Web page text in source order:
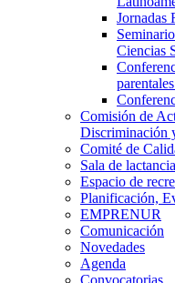
Jornadas
Ciencias
Comisión de
Discriminación
Comité de
Sala de lactancia
Espacio de
Planificación,
EMPRENUR
Comunicación
Novedades
Agenda
Convocatorias